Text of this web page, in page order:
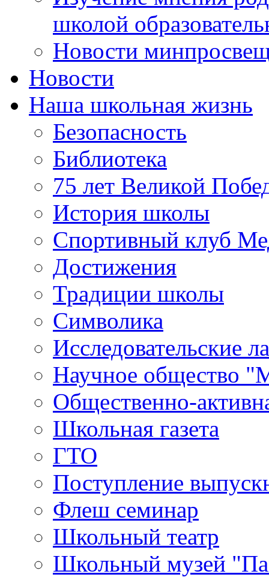
школой
Новости
Новости
Наша школьная жизнь
Безопасность
Библиотека
75 лет Великой
История школы
Спортивный клуб
Достижения
Традиции школы
Символика
Исследовательские
Научное общество
Общественно-
Школьная газета
ГТО
Поступление
Флеш семинар
Школьный театр
Школьный музей